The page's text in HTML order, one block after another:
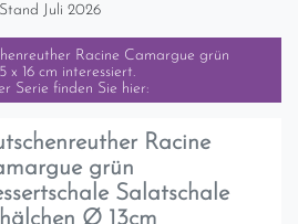
Stand Juli 2026
Racine Camargue grün
x 16 cm interessiert.
Serie finden Sie hier:
Racine
grün
Salatschale
Ø 13cm